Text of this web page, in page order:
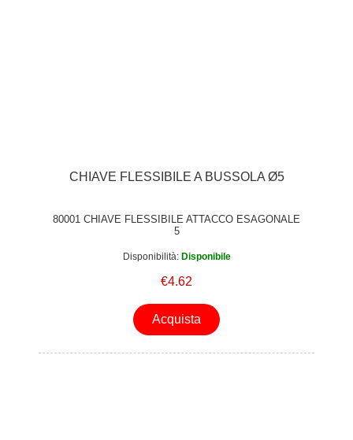
CHIAVE FLESSIBILE A BUSSOLA Ø5
80001 CHIAVE FLESSIBILE ATTACCO ESAGONALE
5
Disponibilità: Disponibile
€4.62
Acquista